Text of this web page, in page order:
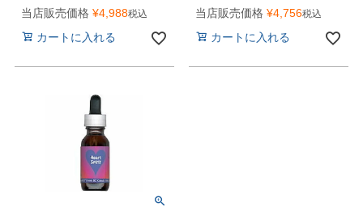
当店販売価格 ¥4,988税込
カートに入れる
当店販売価格 ¥4,756税込
カートに入れる